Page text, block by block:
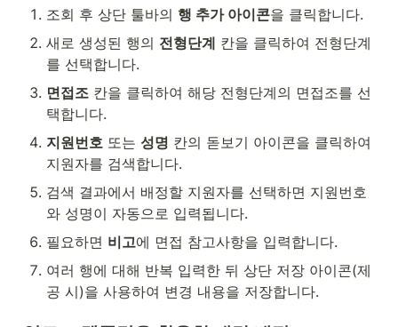
조회 후 상단 툴바의 행 추가 아이콘을 클릭합니다.
새로 생성된 행의 전형단계 칸을 클릭하여 전형단계
를 선택합니다.
면접조 칸을 클릭하여 해당 전형단계의 면접조를 선
택합니다.
지원번호 또는 성명 칸의 돋보기 아이콘을 클릭하여
지원자를 검색합니다.
검색 결과에서 배정할 지원자를 선택하면 지원번호
와 성명이 자동으로 입력됩니다.
필요하면 비고에 면접 참고사항을 입력합니다.
여러 행에 대해 반복 입력한 뒤 상단 저장 아이콘(제
공 시)을 사용하여 변경 내용을 저장합니다.